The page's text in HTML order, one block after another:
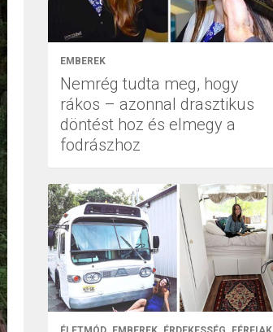
EMBEREK
Nemrég tudta meg, hogy
rákos – azonnal drasztikus
döntést hoz és elmegy a
fodrászhoz